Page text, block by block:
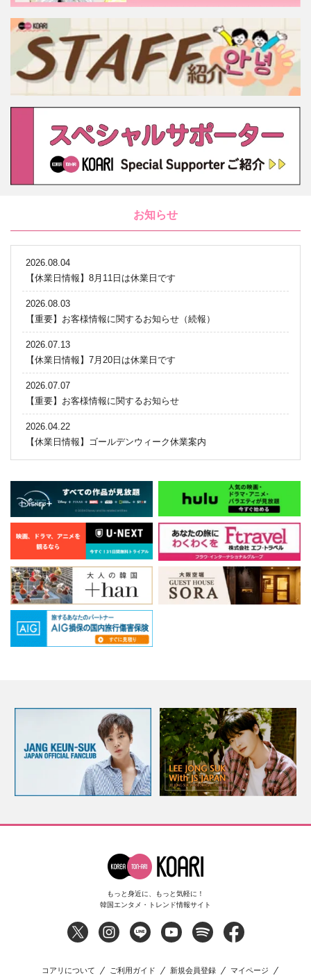
お知らせ
2026.08.04
【休業日情報】8月11日は休業日です
2026.08.03
【重要】お客様情報に関するお知らせ（続報）
2026.07.13
【休業日情報】7月20日は休業日です
2026.07.07
【重要】お客様情報に関するお知らせ
2026.04.22
【休業日情報】ゴールデンウィーク休業案内
もっと身近に、もっと気軽に！
韓国エンタメ・トレンド情報サイト
コアリについて ご利用ガイド 新規会員登録 マイページ